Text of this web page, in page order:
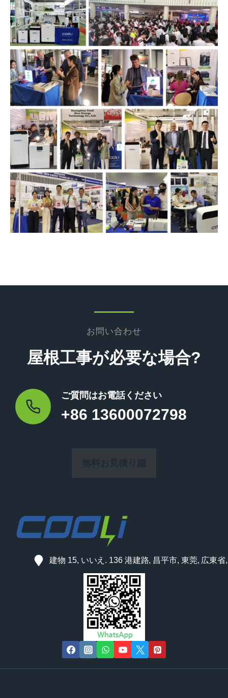
お問い合わせ
屋根工事が必要な場合?
ご質問はお電話ください
+86 13600072798
建物 15, いいえ. 136 港建路, 昌平市, 東莞, 広東省